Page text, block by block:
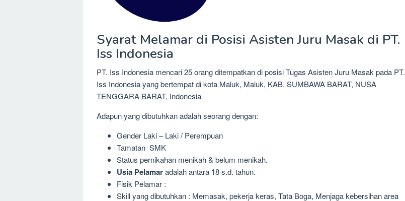
Syarat Melamar di Posisi Asisten Juru Masak di PT.
Iss Indonesia
PT. Iss Indonesia mencari 25 orang ditempatkan di posisi Tugas Asisten Juru Masak pada PT.
Iss Indonesia yang bertempat di kota Maluk, Maluk, KAB. SUMBAWA BARAT, NUSA
TENGGARA BARAT, Indonesia
Adapun yang dibutuhkan adalah seorang dengan:
Gender Laki – Laki / Perempuan
Tamatan SMK
Status pernikahan menikah & belum menikah.
Usia Pelamaradalah antara 18 s.d. tahun.
Fisik Pelamar :
Skill yang dibutuhkan : Memasak, pekerja keras, Tata Boga, Menjaga kebersihan area